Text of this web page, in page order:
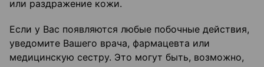
или раздражение кожи.
Если у Вас появляются любые побочные действия,
уведомите Вашего врача, фармацевта или
медицинскую сестру. Это могут быть, возможно,